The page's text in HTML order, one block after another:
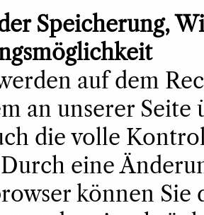
Speicherung,
auf dem
an unserer
die volle
eine
können Sie